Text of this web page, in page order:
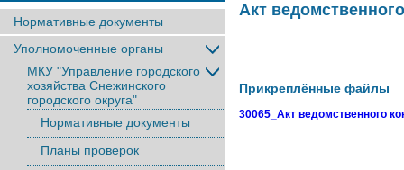
Нормативные документы
Уполномоченные органы
МКУ "Управление городского
хозяйства Снежинского
городского округа"
Нормативные документы
Планы проверок
Акт
Прикреплённые файлы
30065_Акт ведомственного